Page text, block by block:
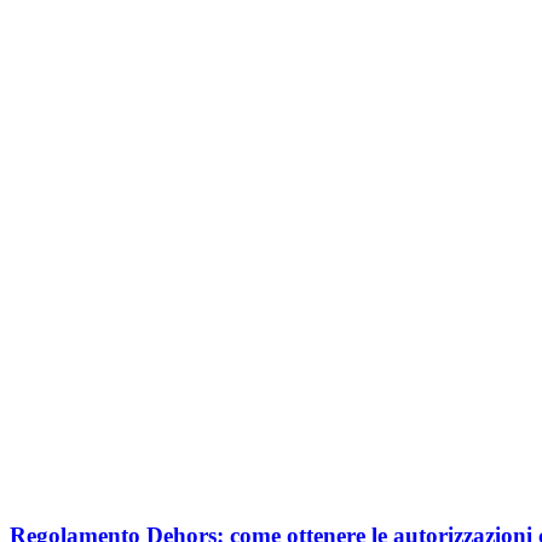
Regolamento Dehors: come ottenere le autorizzazioni